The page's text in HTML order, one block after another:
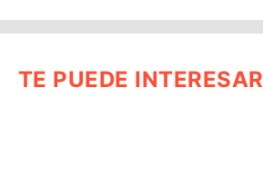
TE PUEDE INTERESAR